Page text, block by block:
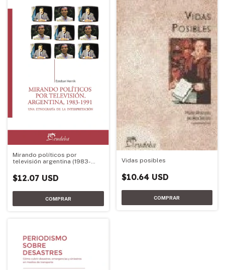
Mirando políticos por
televisión argentina (1983-
$12.07 USD
Vidas posibles
$10.64 USD